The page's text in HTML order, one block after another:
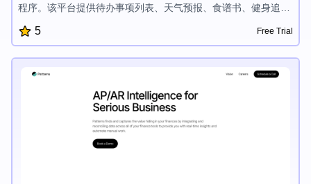
程序。该平台提供待办事项列表、天气预报、食谱书、健身追踪
署到各大应用商店。
5 Free Trial